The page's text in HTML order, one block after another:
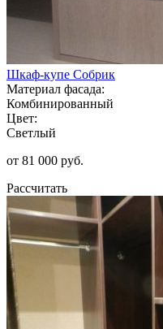
Шкаф-купе Собрик
Материал фасада:
Комбинированный
Цвет:
Светлый
от 81 000 руб.
Рассчитать